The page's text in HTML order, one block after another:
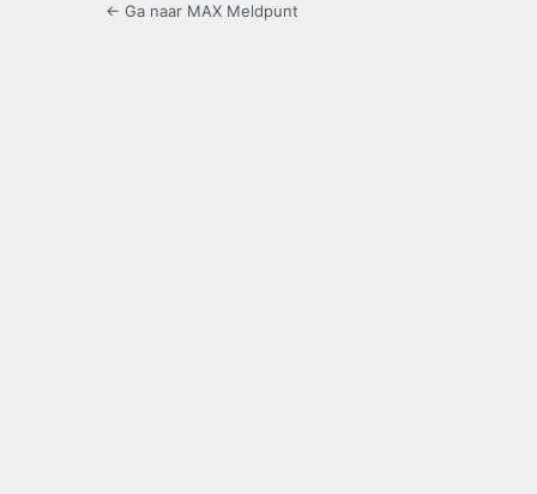
← Ga naar MAX Meldpunt